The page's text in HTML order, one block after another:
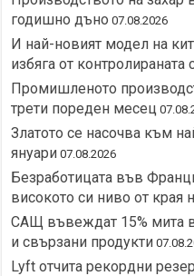
годишно дъно 07.08.2026
И най-новият модел на
избяга от контролираната
Промишленото
трети пореден месец
Златото се насочва към
януари 07.08.2026
Безработицата във
високото си ниво от края
САЩ въвеждат 15% мита
и свързани продукти
Lyft отчита рекордни